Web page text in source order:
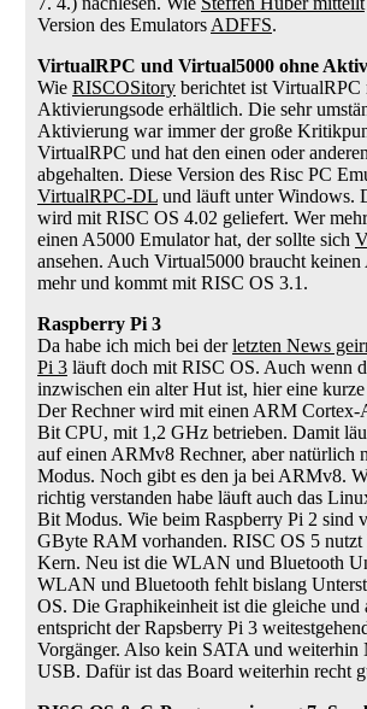
Version des Emulators ADFFS.
VirtualRPC und Virtual5000 ohne
Wie RISCOSitory berichtet ist VirtualRPC
Aktivierungsode erhältlich. Die sehr
Aktivierung war immer der große
VirtualRPC und hat den einen oder
abgehalten. Diese Version des Risc PC
VirtualRPC-DL und läuft unter Windows.
wird mit RISC OS 4.02 geliefert. Wer mehr
einen A5000 Emulator hat, der sollte sich
ansehen. Auch Virtual5000 braucht
mehr und kommt mit RISC OS 3.1.
Raspberry Pi 3
Da habe ich mich bei derletzten News
Pi 3 läuft doch mit RISC OS. Auch wenn
inzwischen ein alter Hut ist, hier eine
Der Rechner wird mit einen ARM Cortex-
Bit CPU, mit 1,2 GHz betrieben. Damit
auf einen ARMv8 Rechner, aber natürlich
Modus. Noch gibt es den ja bei ARMv8.
richtig verstanden habe läuft auch das
Bit Modus. Wie beim Raspberry Pi 2 sind
GByte RAM vorhanden. RISC OS 5 nutzt
Kern. Neu ist die WLAN und Bluetooth
WLAN und Bluetooth fehlt bislang
OS. Die Graphikeinheit ist die gleiche und
entspricht der Rapsberry Pi 3
Vorgänger. Also kein SATA und weiterhin
USB. Dafür ist das Board weiterhin recht